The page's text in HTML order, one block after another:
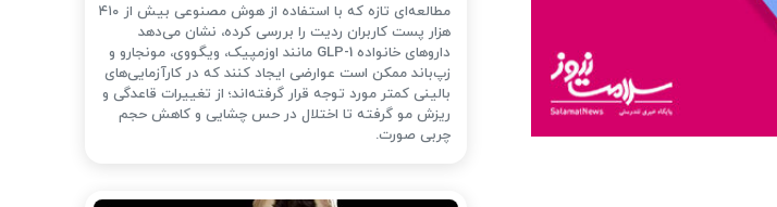
مطالعه‌ای تازه که با استفاده از هوش مصنوعی بیش از ۴۱۰
هزار پست کاربران ردیت را بررسی کرده، نشان می‌دهد
داروهای خانواده GLP-1 مانند اوزمپیک، ویگووی، مونجارو و
زپ‌باند ممکن است عوارضی ایجاد کنند که در کارآزمایی‌های
بالینی کمتر مورد توجه قرار گرفته‌اند؛ از تغییرات قاعدگی و
ریزش مو گرفته تا اختلال در حس چشایی و کاهش حجم
چربی صورت.